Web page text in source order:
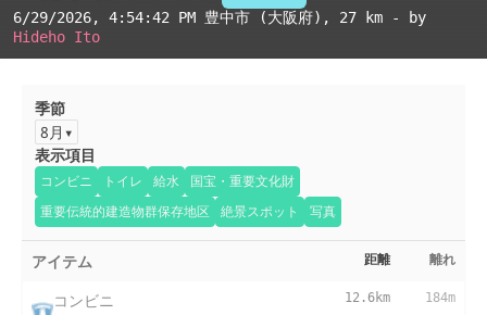
6/29/2026, 4:54:42 PM 豊中市 (大阪府) , 27 km - by
Hideho Ito
季節
8月
表示項目
コンビニ トイレ 給水
国宝・重要文化財
重要伝統的建造物群保存地区
絶景スポット 写真
アイテム 距離 離れ
コンビニ 12.6km 184m